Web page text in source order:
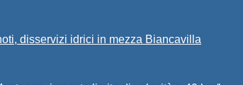
disservizi idrici in mezza Biancavilla